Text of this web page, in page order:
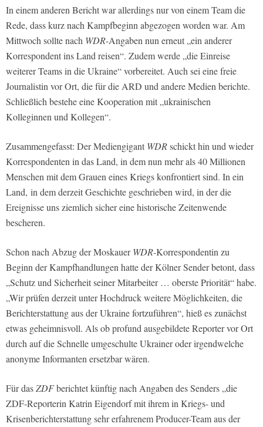
In einem anderen Bericht war allerdings nur von einem Team die
Rede, dass kurz nach Kampfbeginn abgezogen worden war. Am
Mittwoch sollte nach WDR-Angaben nun erneut „ein anderer
Korrespondent ins Land reisen“. Zudem werde „die Einreise
weiterer Teams in die Ukraine“ vorbereitet. Auch sei eine freie
Journalistin vor Ort, die für die ARD und andere Medien berichte.
Schließlich bestehe eine Kooperation mit „ukrainischen
Kolleginnen und Kollegen“.
Zusammengefasst: Der Mediengigant WDRschickt hin und wieder
Korrespondenten in das Land, in dem nun mehr als 40 Millionen
Menschen mit dem Grauen eines Kriegs konfrontiert sind. In ein
Land, in dem derzeit Geschichte geschrieben wird, in der die
Ereignisse uns ziemlich sicher eine historische Zeitenwende
bescheren.
Schon nach Abzug der MoskauerWDR-Korrespondentin zu
Beginn der Kampfhandlungen hatte der Kölner Sender betont, dass
„Schutz und Sicherheit seiner Mitarbeiter … oberste Priorität“ habe.
„Wir prüfen derzeit unter Hochdruck weitere Möglichkeiten, die
Berichterstattung aus der Ukraine fortzuführen“, hieß es zunächst
etwas geheimnisvoll. Als ob profund ausgebildete Reporter vor Ort
durch auf die Schnelle umgeschulte Ukrainer oder irgendwelche
anonyme Informanten ersetzbar wären.
Für dasZDFberichtet künftig nach Angaben des Senders „die
ZDF-Reporterin Katrin Eigendorf mit ihrem in Kriegs- und
Krisenberichterstattung sehr erfahrenem Producer-Team aus der